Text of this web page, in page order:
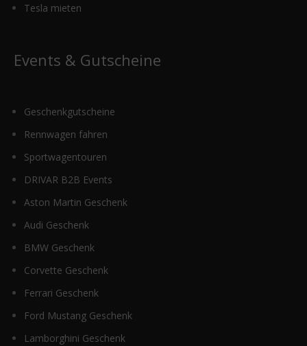
Tesla mieten
Events & Gutscheine
Geschenkgutscheine
Rennwagen fahren
Sportwagentouren
DRIVAR B2B Events
Aston Martin Geschenk
Audi Geschenk
BMW Geschenk
Corvette Geschenk
Ferrari Geschenk
Ford Mustang Geschenk
Lamborghini Geschenk